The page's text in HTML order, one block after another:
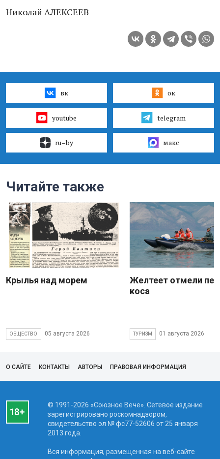
Николай АЛЕКСЕЕВ
вк ок
youtube telegram
ru–by макс
Читайте также
Крылья над морем
ОБЩЕСТВО 05 августа 2026
Желтеет отмели
коса
ТУРИЗМ 01 августа 2026
О САЙТЕ КОНТАКТЫ АВТОРЫ ПРАВОВАЯ ИНФОРМАЦИЯ
© 1991-2026 «Союзное Вече». Сетевое издание
зарегистрировано роскомнадзором,
свидетельство эл № фc77-52606 от 25 января
2013 года.
Вся информация, размещенная на веб-сайте